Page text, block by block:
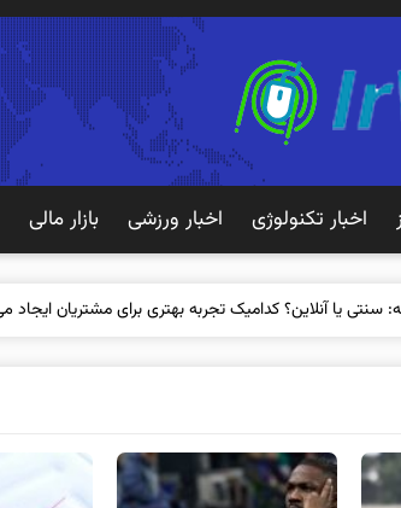
اخبار تکنولوژی اخبار ورزشی بازار مالی